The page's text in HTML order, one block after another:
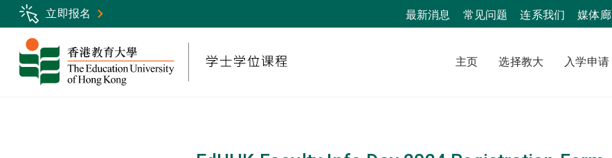
Skip
to
main
content
立即报名 最新消息 常见问题 连系我们 媒体廊
主页 选择教大 入学申请